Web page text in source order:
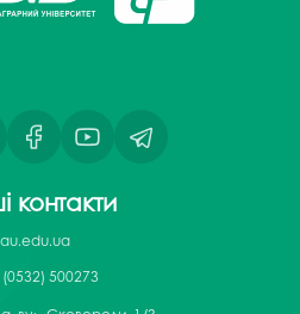
контакти
(0532) 500273